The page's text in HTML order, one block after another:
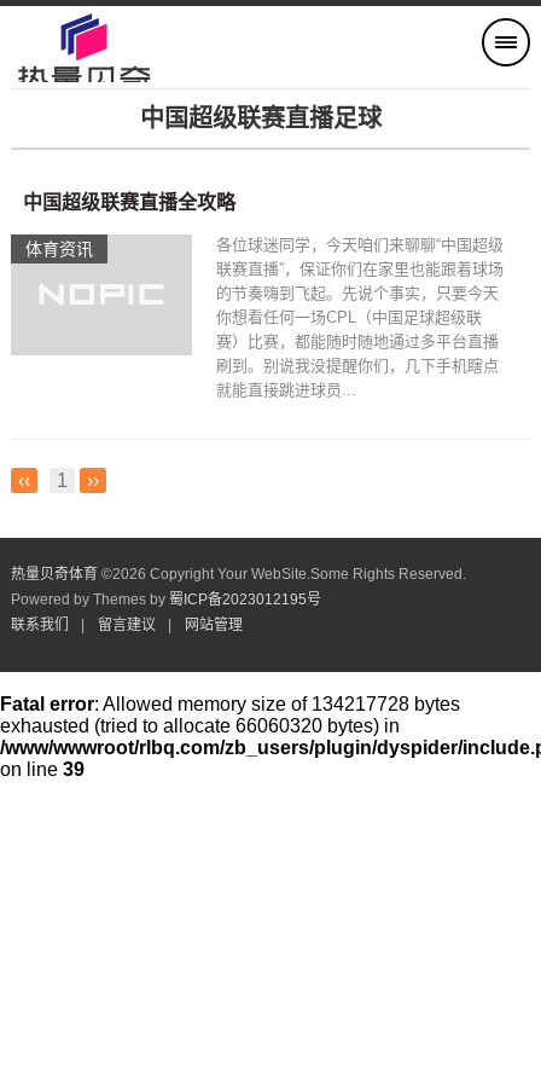
中国超级联赛直播足球
体育资讯
中国超级联赛直播全攻略
各位球迷同学，今天咱们来聊聊“中国超级
联赛直播”，保证你们在家里也能跟着球场
的节奏嗨到飞起。先说个事实，只要今天
你想看任何一场CPL（中国足球超级联
赛）比赛，都能随时随地通过多平台直播
刷到。别说我没提醒你们，几下手机瞎点
就能直接跳进球员...
‹‹ 1 ››
热量贝奇体育 ©2026 Copyright Your WebSite.Some Rights Reserved.
Powered by Themes by 蜀ICP备2023012195号
联系我们
留言建议 网站管理
Fatal error: Allowed memory size of 134217728 bytes
exhausted (tried to allocate 66060320 bytes) in
/www/wwwroot/rlbq.com/zb_users/plugin/dyspider/
on line 39